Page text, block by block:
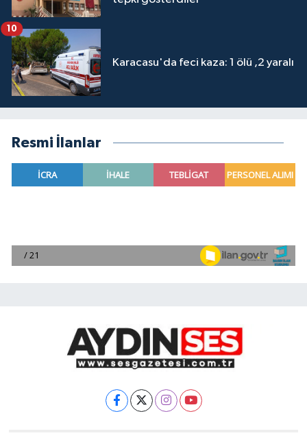
Karacasu'da feci kaza: 1 ölü ,2 yaralı
10
Resmi İlanlar